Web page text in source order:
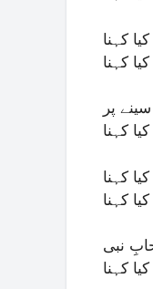
کہنا
کہنا
پر
کہنا
کہنا
کہنا
نبی
کہنا